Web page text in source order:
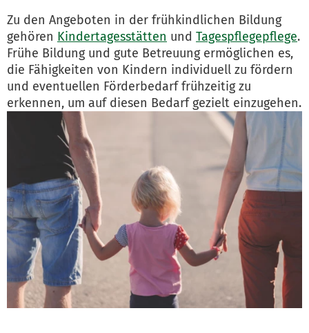
Zu den Angeboten in der frühkindlichen Bildung
gehören Kindertagesstätten und Tagespflegepflege.
Frühe Bildung und gute Betreuung ermöglichen es,
die Fähigkeiten von Kindern individuell zu fördern
und eventuellen Förderbedarf frühzeitig zu
erkennen, um auf diesen Bedarf gezielt einzugehen.